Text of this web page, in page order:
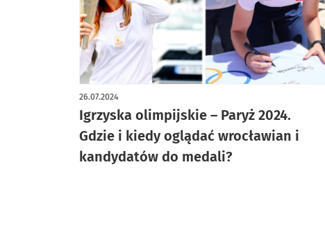
Igrzyska olimpijskie – Paryż 2024.
Gdzie i kiedy oglądać wrocławian i
kandydatów do medali?
26.07.2024